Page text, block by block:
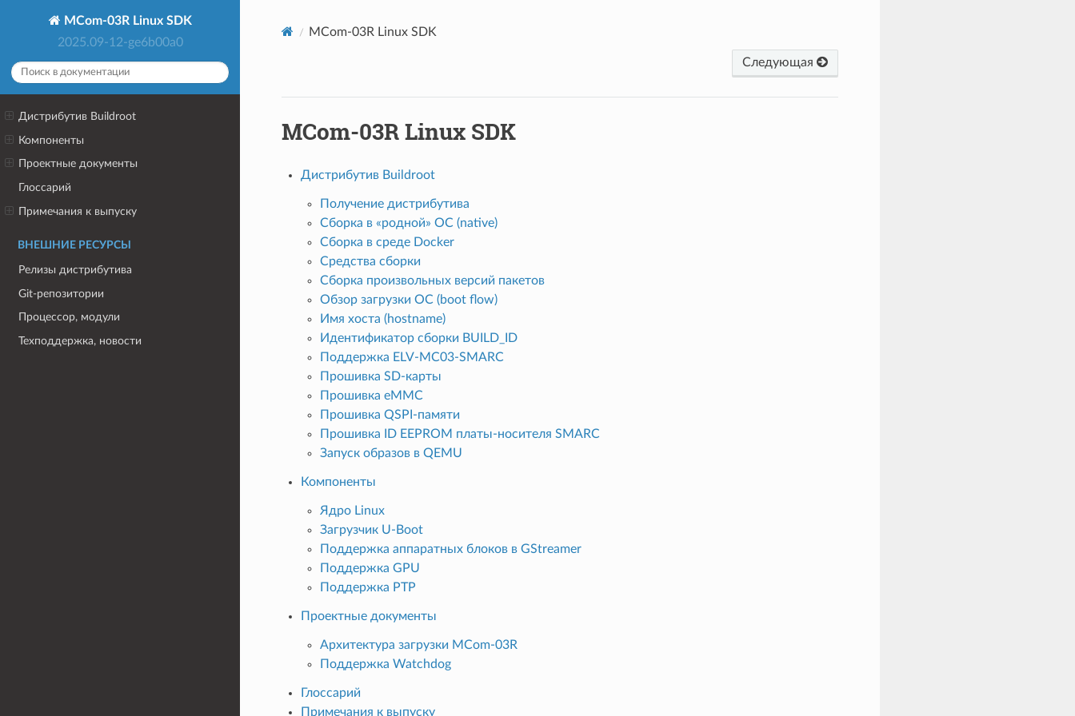
MCom-03R Linux SDK
2025.09-12-ge6b00a0
Дистрибутив Buildroot
Компоненты
Проектные документы
Глоссарий
Примечания к выпуску
ВНЕШНИЕ РЕСУРСЫ
Релизы дистрибутива
Git-репозитории
Процессор, модули
Техподдержка, новости
MCom-03R Linux SDK
Следующая
MCom-03R Linux SDK
Дистрибутив Buildroot
Получение дистрибутива
Сборка в «родной» ОС (native)
Сборка в среде Docker
Средства сборки
Сборка произвольных версий пакетов
Обзор загрузки ОС (boot flow)
Имя хоста (hostname)
Идентификатор сборки BUILD_ID
Поддержка ELV-MC03-SMARC
Прошивка SD-карты
Прошивка eMMC
Прошивка QSPI-памяти
Прошивка ID EEPROM платы-носителя SMARC
Запуск образов в QEMU
Компоненты
Ядро Linux
Загрузчик U-Boot
Поддержка аппаратных блоков в GStreamer
Поддержка GPU
Поддержка PTP
Проектные документы
Архитектура загрузки MCom-03R
Поддержка Watchdog
Глоссарий
Примечания к выпуску